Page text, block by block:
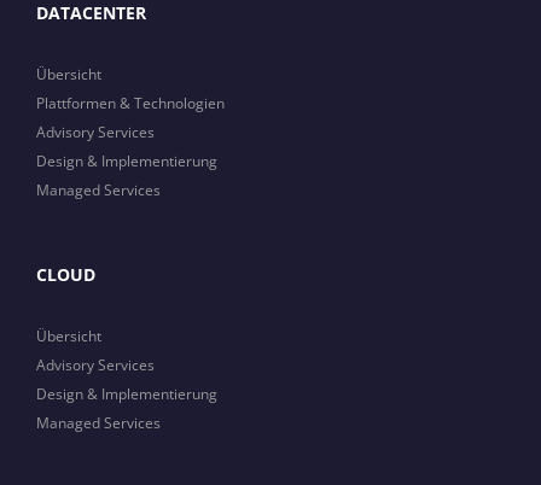
DATACENTER
Übersicht
Plattformen & Technologien
Advisory Services
Design & Implementierung
Managed Services
CLOUD
Übersicht
Advisory Services
Design & Implementierung
Managed Services